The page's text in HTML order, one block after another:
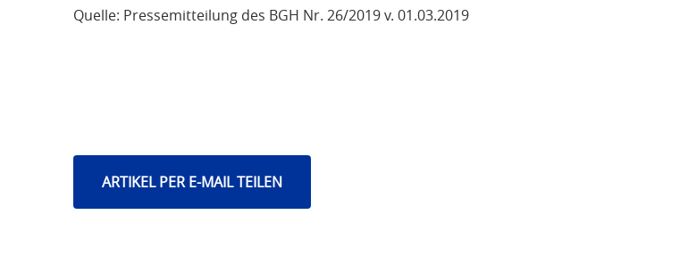
Quelle: Pressemitteilung des BGH Nr. 26/2019 v. 01.03.2019
ARTIKEL PER E-MAIL TEILEN